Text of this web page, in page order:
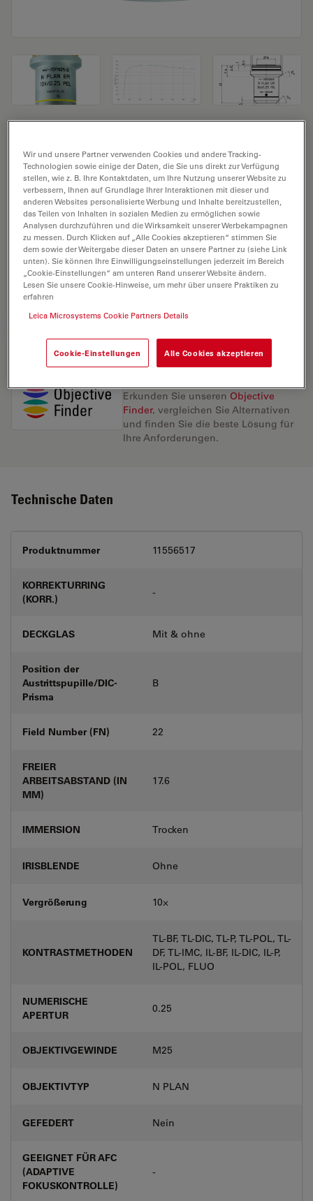
POL
Produkt Nr. 11556517
Das Objektiv N PLAN EPI 10x/0,25 POL hat eine
Vergrößerung von 10X und eine numerische Apertur
von 0,25. Für Trockenimmersion, mit einem M25
Objektivgewinde mit 17,6 mm freiem Arbeitsabstand
und Sehfeld FN 22.
Erkunden Sie unseren Objective
Finder, vergleichen Sie Alternativen
und finden Sie die beste Lösung für
Ihre Anforderungen.
Technische Daten
Produktnummer 11556517
KORREKTURRING
(KORR.)
-
DECKGLAS Mit & ohne
Position der
Austrittspupille/DIC-
Prisma
B
Field Number (FN) 22
FREIER
ARBEITSABSTAND (IN
MM)
17.6
IMMERSION Trocken
IRISBLENDE Ohne
Vergrößerung 10⨉
KONTRASTMETHODEN
TL-BF, TL-DIC, TL-P, TL-POL, TL-
DF, TL-IMC, IL-BF, IL-DIC, IL-P,
IL-POL, FLUO
NUMERISCHE
APERTUR
0.25
OBJEKTIVGEWINDE M25
OBJEKTIVTYP N PLAN
GEFEDERT Nein
GEEIGNET FÜR AFC
(ADAPTIVE
FOKUSKONTROLLE)
-
Wir und unsere Partner verwenden Cookies und andere Tracking-
Technologien sowie einige der Daten, die Sie uns direkt zur Verfügung
stellen, wie z. B. Ihre Kontaktdaten, um Ihre Nutzung unserer Website zu
verbessern, Ihnen auf Grundlage Ihrer Interaktionen mit dieser und
anderen Websites personalisierte Werbung und Inhalte bereitzustellen,
das Teilen von Inhalten in sozialen Medien zu ermöglichen sowie
Analysen durchzuführen und die Wirksamkeit unserer Werbekampagnen
zu messen. Durch Klicken auf „Alle Cookies akzeptieren“ stimmen Sie
dem sowie der Weitergabe dieser Daten an unsere Partner zu (siehe Link
unten). Sie können Ihre Einwilligungseinstellungen jederzeit im Bereich
„Cookie-Einstellungen“ am unteren Rand unserer Website ändern.
Lesen Sie unsere Cookie-Hinweise, um mehr über unsere Praktiken zu
erfahren
Leica Microsystems Cookie Partners Details
Cookie-Einstellungen Alle Cookies akzeptieren